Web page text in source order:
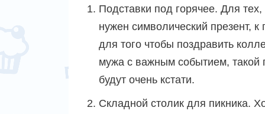
Подставки под горячее. Для тех,
нужен символический презент, к
для того чтобы поздравить
мужа с важным событием, такой
будут очень кстати.
Складной столик для пикника.